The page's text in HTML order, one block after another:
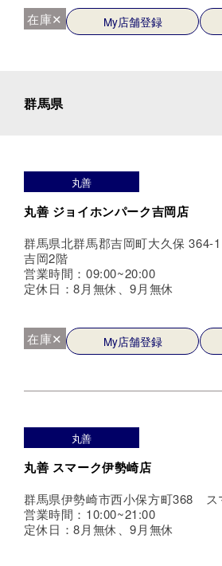
在庫✕ My店舗登録
群馬県
丸善
丸善 ジョイホンパーク吉岡店
群馬県北群馬郡吉岡町大久保
吉岡2階
営業時間：09:00~20:00
定休日：8月無休、9月無休
在庫✕ My店舗登録
丸善
丸善 スマーク伊勢崎店
群馬県伊勢崎市西小保方町368 ス
営業時間：10:00~21:00
定休日：8月無休、9月無休